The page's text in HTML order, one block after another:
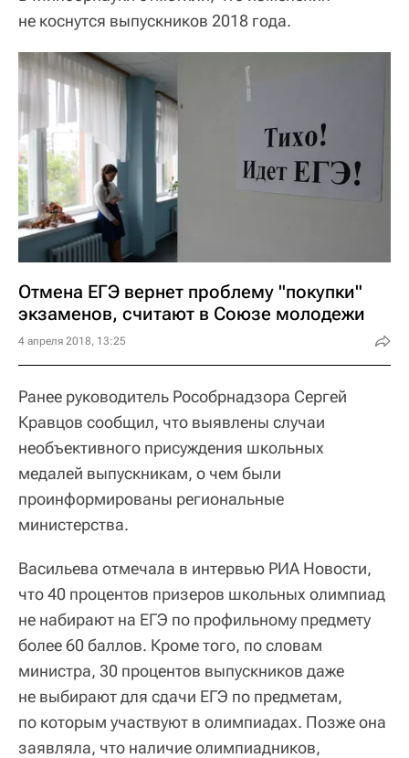
не коснутся выпускников 2018 года.
Отмена ЕГЭ вернет проблему "покупки"
экзаменов, считают в Союзе молодежи
4 апреля 2018, 13:25
Ранее руководитель Рособрнадзора Сергей
Кравцов сообщил, что выявлены случаи
необъективного присуждения школьных
медалей выпускникам, о чем были
проинформированы региональные
министерства.
Васильева отмечала в интервью РИА Новости,
что 40 процентов призеров школьных олимпиад
не набирают на ЕГЭ по профильному предмету
более 60 баллов. Кроме того, по словам
министра, 30 процентов выпускников даже
не выбирают для сдачи ЕГЭ по предметам,
по которым участвуют в олимпиадах. Позже она
заявляла, что наличие олимпиадников,